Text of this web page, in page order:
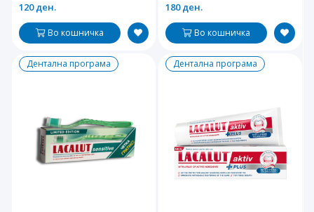
120 ден.
Во кошничка
180 ден.
Во кошничка
Дентална програма Дентална програма